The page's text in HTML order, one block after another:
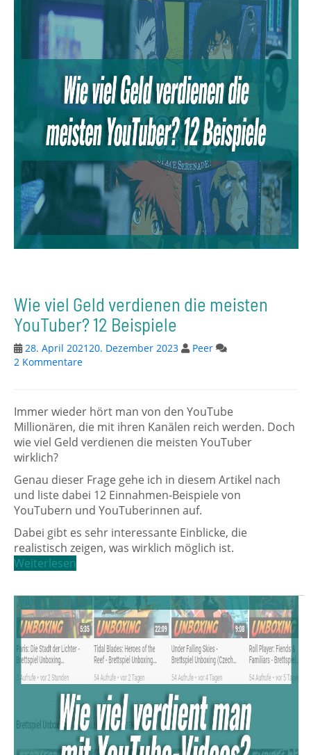
Wie viel Geld verdienen die meisten
YouTuber? 12 Beispiele
28. April 202120. Dezember 2023
Peer
2 Kommentare
Immer wieder hört man von den YouTube
Millionären, die mit ihren Kanälen reich werden. Doch
wie viel Geld verdienen die meisten YouTuber
wirklich?
Genau dieser Frage gehe ich in diesem Artikel nach
und liste dabei 12 Einnahmen-Beispiele von
YouTubern und YouTuberinnen auf.
Dabei gibt es sehr interessante Einblicke, die
realistisch zeigen, was wirklich möglich ist.
Weiterlesen